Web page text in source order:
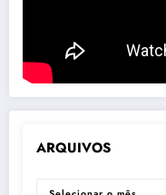
ARQUIVOS
ARQUIVOS